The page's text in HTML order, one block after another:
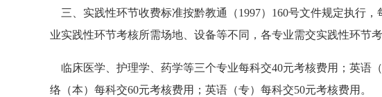
三、实践性环节收费标准按黔教通（1997）160号文件规定执行
业实践性环节考核所需场地、设备等不同，各专业需交实践性环节
临床医学、护理学、药学等三个专业每科交40元考核费用；英语
络（本）每科交60元考核费用；英语（专）每科交50元考核费用。